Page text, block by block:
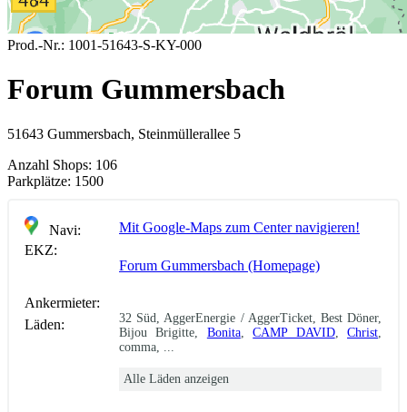
Prod.-Nr.: 1001-51643-S-KY-000
Forum Gummersbach
51643 Gummersbach, Steinmüllerallee 5
Anzahl Shops: 106
Parkplätze: 1500
Navi:
Mit Google-Maps zum Center navigieren!
EKZ:
Forum Gummersbach (Homepage)
Ankermieter:
Läden:
32 Süd, AggerEnergie / AggerTicket, Best Döner,
Bijou Brigitte, Bonita,CAMP DAVID,Christ
comma, ...
Alle Läden anzeigen